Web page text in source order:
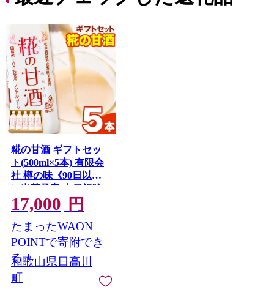
糀の甘酒 ギフトセッ
ト(500ml×5本) 有限会
社 樽の味《90日以内
に出荷予定(土日祝除
く)》和歌山県 日高川
町 送料無料 甘酒 あま
ざけ 麹 プレゼント 贈
り物 無加糖 無添加 ノ
ンアルコール 国産 発
酵食品 産地直送
17,000 円
たまったWAON
POINTで寄附でき
る！
和歌山県日高川
町